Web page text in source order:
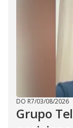
DO R7/03/08/2026
Grupo